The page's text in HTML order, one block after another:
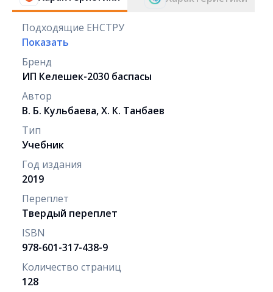
Подходящие ЕНСТРУ
Показать
Бренд
ИП Келешек-2030 баспасы
Автор
В. Б. Кульбаева, Х. К. Танбаев
Тип
Учебник
Год издания
2019
Переплет
Твердый переплет
ISBN
978-601-317-438-9
Количество страниц
128